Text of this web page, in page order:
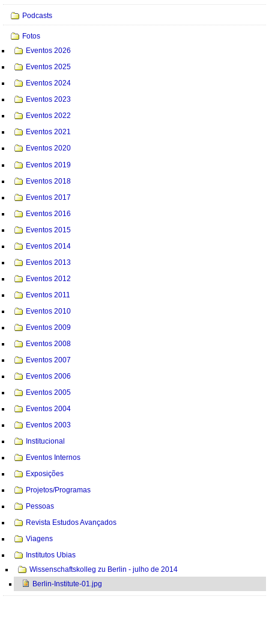
Podcasts
Fotos
Eventos 2026
Eventos 2025
Eventos 2024
Eventos 2023
Eventos 2022
Eventos 2021
Eventos 2020
Eventos 2019
Eventos 2018
Eventos 2017
Eventos 2016
Eventos 2015
Eventos 2014
Eventos 2013
Eventos 2012
Eventos 2011
Eventos 2010
Eventos 2009
Eventos 2008
Eventos 2007
Eventos 2006
Eventos 2005
Eventos 2004
Eventos 2003
Institucional
Eventos Internos
Exposições
Projetos/Programas
Pessoas
Revista Estudos Avançados
Viagens
Institutos Ubias
Wissenschaftskolleg zu Berlin - julho de 2014
Berlin-Institute-01.jpg